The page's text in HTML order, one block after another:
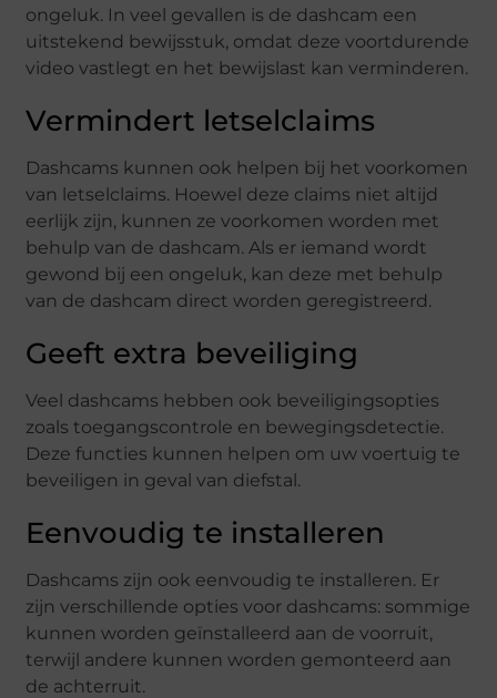
ongeluk. In veel gevallen is de dashcam een
uitstekend bewijsstuk, omdat deze voortdurende
video vastlegt en het bewijslast kan verminderen.
Vermindert letselclaims
Dashcams kunnen ook helpen bij het voorkomen
van letselclaims. Hoewel deze claims niet altijd
eerlijk zijn, kunnen ze voorkomen worden met
behulp van de dashcam. Als er iemand wordt
gewond bij een ongeluk, kan deze met behulp
van de dashcam direct worden geregistreerd.
Geeft extra beveiliging
Veel dashcams hebben ook beveiligingsopties
zoals toegangscontrole en bewegingsdetectie.
Deze functies kunnen helpen om uw voertuig te
beveiligen in geval van diefstal.
Eenvoudig te installeren
Dashcams zijn ook eenvoudig te installeren. Er
zijn verschillende opties voor dashcams: sommige
kunnen worden geïnstalleerd aan de voorruit,
terwijl andere kunnen worden gemonteerd aan
de achterruit.